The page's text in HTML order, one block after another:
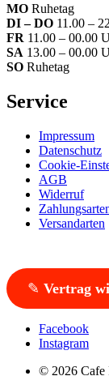
MO Ruhetag
DI – DO 11.00 –
FR 11.00 – 00.00
SA 13.00 – 00.00
SO Ruhetag
Service
Impressum
Datenschutz
Cookie-
AGB
Widerruf
Versandarten
✎ Vertrag
Facebook
Instagram
© 2026 Cafe